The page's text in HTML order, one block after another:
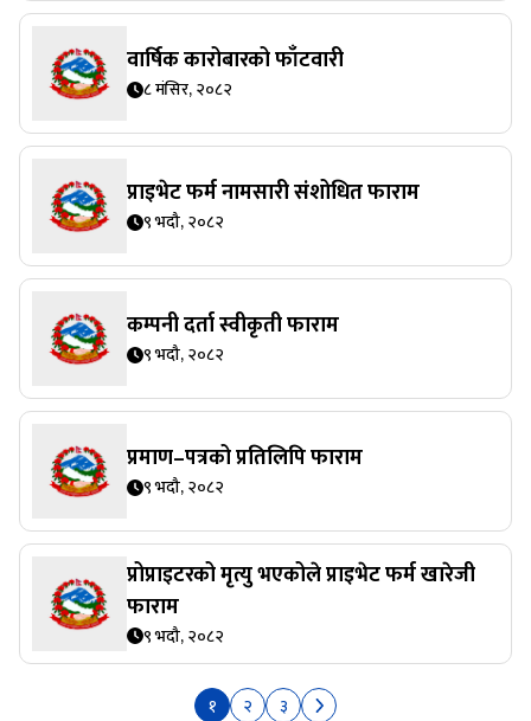
वार्षिक कारोबारको फाँटवारी
८ मंसिर, २०८२
प्राइभेट फर्म नामसारी संशोधित फाराम
९ भदौ, २०८२
कम्पनी दर्ता स्वीकृती फाराम
९ भदौ, २०८२
प्रमाण–पत्रको प्रतिलिपि फाराम
९ भदौ, २०८२
प्रोप्राइटरको मृत्यु भएकोले प्राइभेट फर्म खारेजी
फाराम
९ भदौ, २०८२
१ २ ३